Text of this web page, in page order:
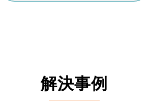
解決事例